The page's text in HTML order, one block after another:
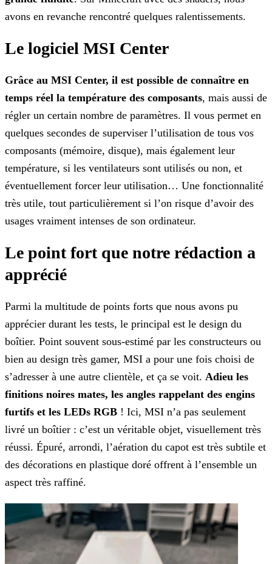
avons en revanche rencontré quelques ralentissements.
Le logiciel MSI Center
Grâce au MSI Center, il est possible de connaître en
temps réel la température des composants, mais aussi de
régler un certain nombre de paramètres. Il vous permet en
quelques secondes de superviser l’utilisation de tous vos
composants (mémoire, disque), mais également leur
température, si les ventilateurs sont utilisés ou non, et
éventuellement forcer leur utilisation… Une fonctionnalité
très utile, tout particulièrement si l’on risque d’avoir des
usages vraiment intenses de son ordinateur.
Le point fort que notre rédaction a
apprécié
Parmi la multitude de points forts que nous avons pu
apprécier durant les tests, le principal est le design du
boîtier. Point souvent sous-estimé par les constructeurs ou
bien au design très gamer, MSI a pour une fois choisi de
s’adresser à une autre clientèle, et ça se voit. Adieu les
finitions noires mates, les angles rappelant des engins
furtifs et les LEDs RGB ! Ici, MSI n’a pas seulement
livré un boîtier : c’est un véritable objet, visuellement très
réussi. Épuré, arrondi, l’aération du capot est très subtile et
des décorations en plastique doré offrent à l’ensemble un
aspect très raffiné.